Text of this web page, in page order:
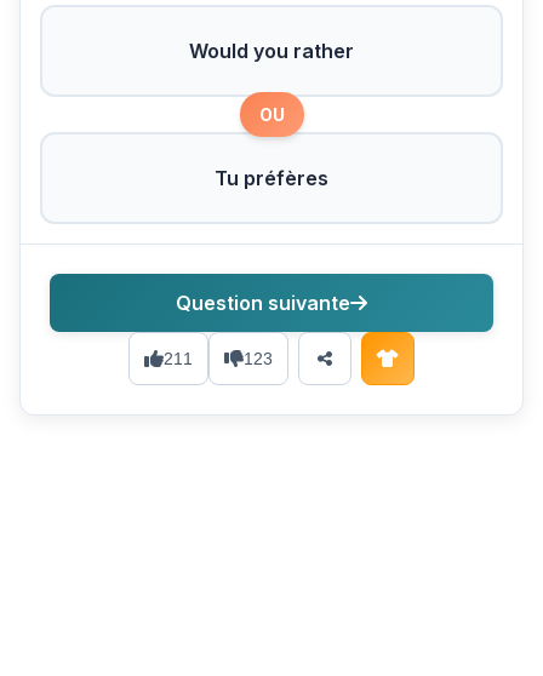
Would you rather
OU
Tu préfères
211 123
Question suivante